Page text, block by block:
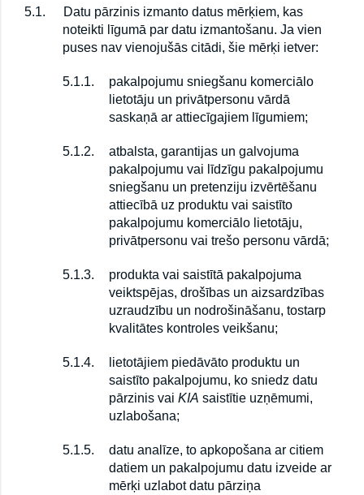
5.1.
Datu pārzinis izmanto datus mērķiem, kas
noteikti līgumā par datu izmantošanu. Ja vien
puses nav vienojušās citādi, šie mērķi ietver:
5.1.1.
pakalpojumu sniegšanu komerciālo
lietotāju un privātpersonu vārdā
saskaņā ar attiecīgajiem līgumiem;
5.1.2.
atbalsta, garantijas un galvojuma
pakalpojumu vai līdzīgu pakalpojumu
sniegšanu un pretenziju izvērtēšanu
attiecībā uz produktu vai saistīto
pakalpojumu komerciālo lietotāju,
privātpersonu vai trešo personu vārdā;
5.1.3.
produkta vai saistītā pakalpojuma
veiktspējas, drošības un aizsardzības
uzraudzību un nodrošināšanu, tostarp
kvalitātes kontroles veikšanu;
5.1.4.
lietotājiem piedāvāto produktu un
saistīto pakalpojumu, ko sniedz datu
pārzinis vai KIA saistītie uzņēmumi,
uzlabošana;
5.1.5.
datu analīze, to apkopošana ar citiem
datiem un pakalpojumu datu izveide ar
mērķi uzlabot datu pārziņa